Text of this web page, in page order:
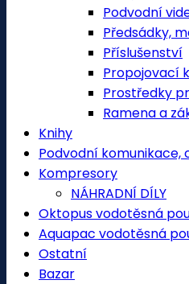
Podvodní
Předsádky,
Příslušenství
Propojovací
Prostředky
Ramena a
Knihy
Podvodní komunikace,
Kompresory
NÁHRADNÍ DÍLY
Oktopus vodotěsná
Aquapac vodotěsná
Ostatní
Bazar